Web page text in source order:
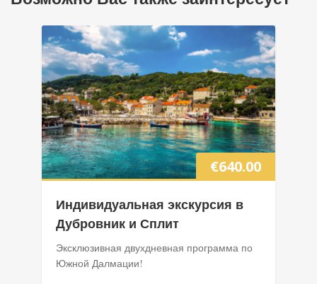
€640.00
Индивидуальная экскурсия в
Дубровник и Сплит
Эксклюзивная двухдневная программа по
Южной Далмации!